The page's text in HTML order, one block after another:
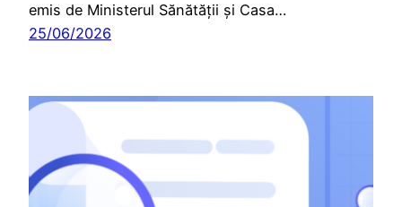
emis de Ministerul Sănătății și Casa…
25/06/2026